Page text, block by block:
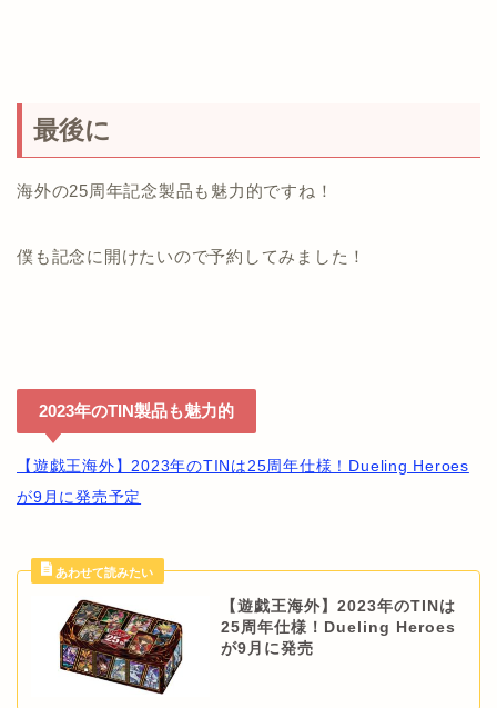
最後に
海外の25周年記念製品も魅力的ですね！
僕も記念に開けたいので予約してみました！
2023年のTIN製品も魅力的
【遊戯王海外】2023年のTINは25周年仕様！Dueling Heroes
が9月に発売予定
【遊戯王海外】2023年のTINは
25周年仕様！Dueling Heroes
が9月に発売